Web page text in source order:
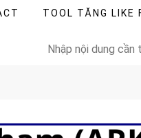
TOOL TĂNG LIKE
Search